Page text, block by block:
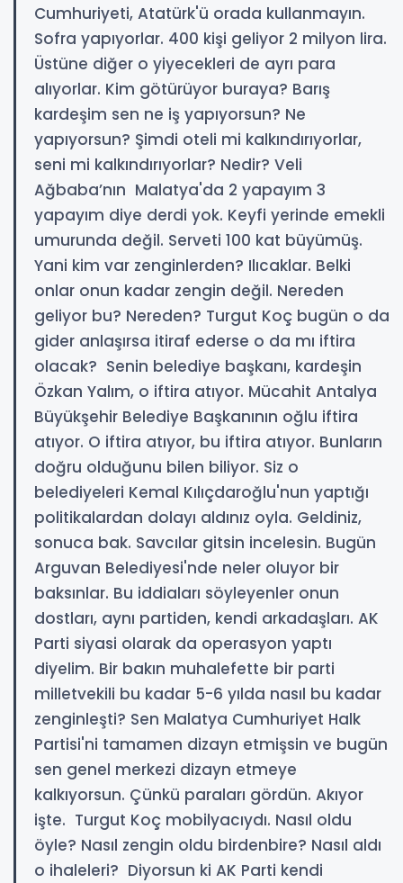
Cumhuriyeti, Atatürk'ü orada kullanmayın.
Sofra yapıyorlar. 400 kişi geliyor 2 milyon lira.
Üstüne diğer o yiyecekleri de ayrı para
alıyorlar. Kim götürüyor buraya? Barış
kardeşim sen ne iş yapıyorsun? Ne
yapıyorsun? Şimdi oteli mi kalkındırıyorlar,
seni mi kalkındırıyorlar? Nedir? Veli
Ağbaba’nın Malatya'da 2 yapayım 3
yapayım diye derdi yok. Keyfi yerinde emekli
umurunda değil. Serveti 100 kat büyümüş.
Yani kim var zenginlerden? Ilıcaklar. Belki
onlar onun kadar zengin değil. Nereden
geliyor bu? Nereden? Turgut Koç bugün o da
gider anlaşırsa itiraf ederse o da mı iftira
olacak? Senin belediye başkanı, kardeşin
Özkan Yalım, o iftira atıyor. Mücahit Antalya
Büyükşehir Belediye Başkanının oğlu iftira
atıyor. O iftira atıyor, bu iftira atıyor. Bunların
doğru olduğunu bilen biliyor. Siz o
belediyeleri Kemal Kılıçdaroğlu'nun yaptığı
politikalardan dolayı aldınız oyla. Geldiniz,
sonuca bak. Savcılar gitsin incelesin. Bugün
Arguvan Belediyesi'nde neler oluyor bir
baksınlar. Bu iddiaları söyleyenler onun
dostları, aynı partiden, kendi arkadaşları. AK
Parti siyasi olarak da operasyon yaptı
diyelim. Bir bakın muhalefette bir parti
milletvekili bu kadar 5-6 yılda nasıl bu kadar
zenginleşti? Sen Malatya Cumhuriyet Halk
Partisi'ni tamamen dizayn etmişsin ve bugün
sen genel merkezi dizayn etmeye
kalkıyorsun. Çünkü paraları gördün. Akıyor
işte. Turgut Koç mobilyacıydı. Nasıl oldu
öyle? Nasıl zengin oldu birdenbire? Nasıl aldı
o ihaleleri? Diyorsun ki AK Parti kendi